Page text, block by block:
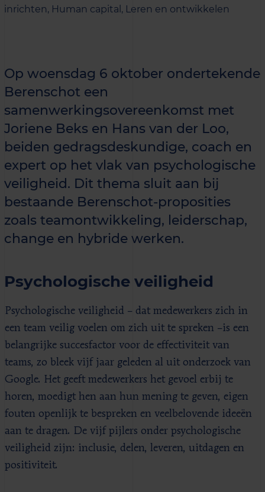
inrichten, Human capital, Leren en ontwikkelen
Op woensdag 6 oktober ondertekende
Berenschot een
samenwerkingsovereenkomst met
Joriene Beks en Hans van der Loo,
beiden gedragsdeskundige, coach en
expert op het vlak van psychologische
veiligheid. Dit thema sluit aan bij
bestaande Berenschot-proposities
zoals teamontwikkeling, leiderschap,
change en hybride werken.
Psychologische veiligheid
Psychologische veiligheid – dat medewerkers zich in
een team veilig voelen om zich uit te spreken –is een
belangrijke succesfactor voor de effectiviteit van
teams, zo bleek vijf jaar geleden al uit onderzoek van
Google. Het geeft medewerkers het gevoel erbij te
horen, moedigt hen aan hun mening te geven, eigen
fouten openlijk te bespreken en veelbelovende ideeën
aan te dragen. De vijf pijlers onder psychologische
veiligheid zijn: inclusie, delen, leveren, uitdagen en
positiviteit.